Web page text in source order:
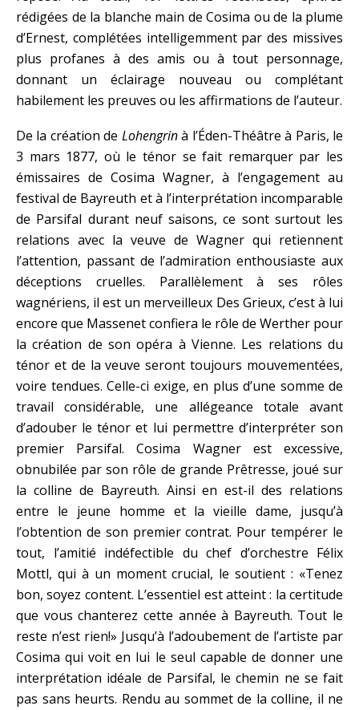
rédigées de la blanche main de Cosima ou de la plume
d’Ernest, complétées intelligemment par des missives
plus profanes à des amis ou à tout personnage,
donnant un éclairage nouveau ou complétant
habilement les preuves ou les affirmations de l’auteur.
De la création de Lohengrinà l’Éden-Théâtre à Paris, le
3 mars 1877, où le ténor se fait remarquer par les
émissaires de Cosima Wagner, à l’engagement au
festival de Bayreuth et à l’interprétation incomparable
de Parsifal durant neuf saisons, ce sont surtout les
relations avec la veuve de Wagner qui retiennent
l’attention, passant de l’admiration enthousiaste aux
déceptions cruelles. Parallèlement à ses rôles
wagnériens, il est un merveilleux Des Grieux, c’est à lui
encore que Massenet confiera le rôle de Werther pour
la création de son opéra à Vienne. Les relations du
ténor et de la veuve seront toujours mouvementées,
voire tendues. Celle-ci exige, en plus d’une somme de
travail considérable, une allégeance totale avant
d’adouber le ténor et lui permettre d’interpréter son
premier Parsifal. Cosima Wagner est excessive,
obnubilée par son rôle de grande Prêtresse, joué sur
la colline de Bayreuth. Ainsi en est-il des relations
entre le jeune homme et la vieille dame, jusqu’à
l’obtention de son premier contrat. Pour tempérer le
tout, l’amitié indéfectible du chef d’orchestre Félix
Mottl, qui à un moment crucial, le soutient : «Tenez
bon, soyez content. L’essentiel est atteint : la certitude
que vous chanterez cette année à Bayreuth. Tout le
reste n’est rien!» Jusqu’à l’adoubement de l’artiste par
Cosima qui voit en lui le seul capable de donner une
interprétation idéale de Parsifal, le chemin ne se fait
pas sans heurts. Rendu au sommet de la colline, il ne